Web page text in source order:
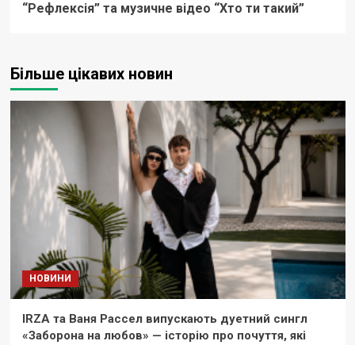
“Рефлексія” та музичне відео “Хто ти такий”
Більше цікавих новин
НОВИНИ
IRZA та Ваня Рассел випускають дуетний сингл
«Заборона на любов» — історію про почуття, які